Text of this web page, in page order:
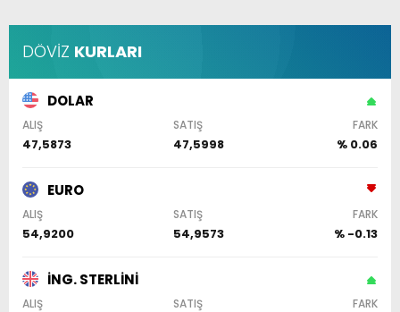
DÖVİZ KURLARI
DOLAR
ALIŞ SATIŞ FARK
47,5873 47,5998 % 0.06
EURO
ALIŞ SATIŞ FARK
54,9200 54,9573 % -0.13
İNG. STERLİNİ
ALIŞ SATIŞ FARK